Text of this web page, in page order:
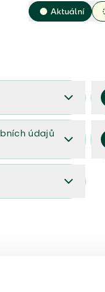
Aktuální
údajů
(PDF)